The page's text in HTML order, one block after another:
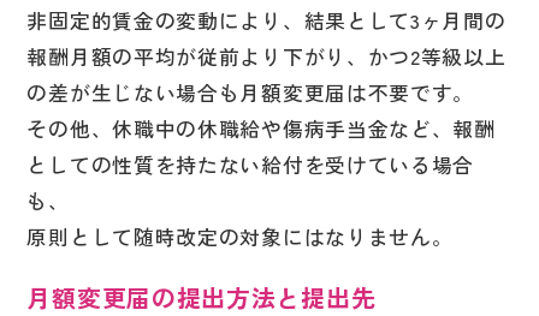
非固定的賃金の変動により、結果として3ヶ月間の
報酬月額の平均が従前より下がり、かつ2等級以上
の差が生じない場合も月額変更届は不要です。
その他、休職中の休職給や傷病手当金など、報酬
としての性質を持たない給付を受けている場合
も、
原則として随時改定の対象にはなりません。
月額変更届の提出方法と提出先